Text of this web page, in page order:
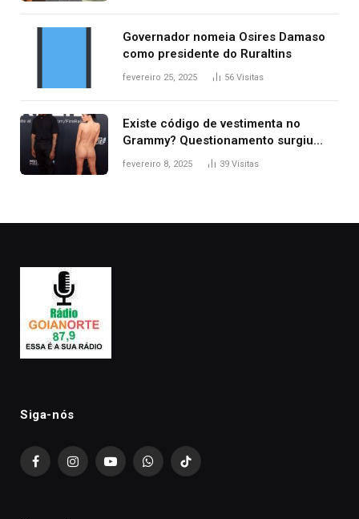
Governador nomeia Osires Damaso
como presidente do Ruraltins
fevereiro 25, 2025 56 Visitas
Existe código de vestimenta no
Grammy? Questionamento surgiu
após Bianca Censori, mulher de
fevereiro 8, 2025 39 Visitas
Siga-nós
FacebookInstagramYouTubeWhatsAppTikTok